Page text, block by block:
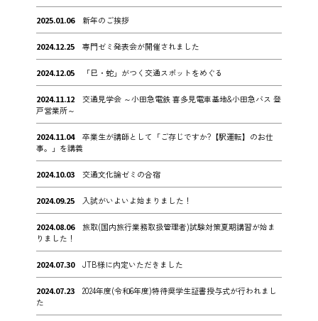
2025.01.06 新年のご挨拶
2024.12.25 専門ゼミ発表会が開催されました
2024.12.05 「巳・蛇」がつく交通スポットをめぐる
2024.11.12
交通見学会 ～小田急電鉄 喜多見電車基地&小田急バス 登
戸営業所～
2024.11.04
卒業生が講師として「ご存じですか?【駅運転】のお仕
事。」を講義
2024.10.03 交通文化論ゼミの合宿
2024.09.25 入試がいよいよ始まりました！
2024.08.06
旅取(国内旅行業務取扱管理者)試験対策夏期講習が始ま
りました！
2024.07.30 JTB様に内定いただきました
2024.07.23
2024年度(令和6年度)特待奨学生証書授与式が行われまし
た